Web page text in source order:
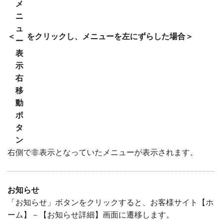
＜ をクリックし、メニューを左にずらした場合＞
右側で非表示となっていたメニューが表示されます。
お知らせ
「お知らせ」ボタンをクリックすると、お客様サイト【ホ
ーム】－【お知らせ詳細】画面に遷移します。